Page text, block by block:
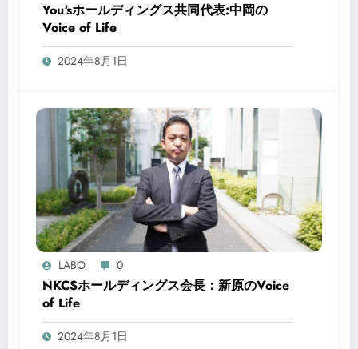
You‘sホールディングス共同代表:中岡の
Voice of Life
2024年8月1日
LABO 0
NKCSホールディングス会長：新原のVoice
of Life
2024年8月1日